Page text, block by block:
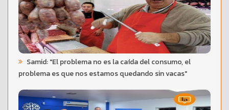
Samid: "El problema no es la caída del consumo, el
problema es que nos estamos quedando sin vacas"